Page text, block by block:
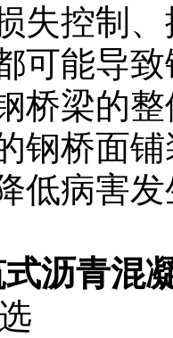
失控制
可能导
桥梁的
钢桥面
低病害
沥青混